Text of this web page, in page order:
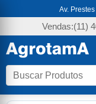
Av.
Vendas:(11)